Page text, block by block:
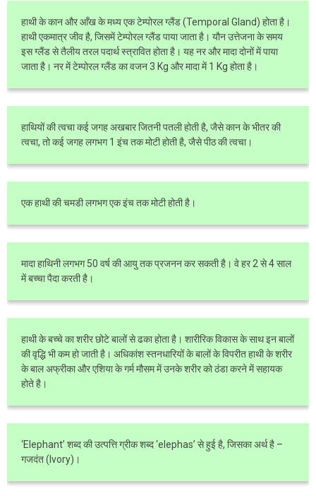
हाथी के कान और आँख के मध्य एक टेम्पोरल ग्लैंड (Temporal Gland) होता है।
हाथी एकमात्र जीव है, जिसमें टेम्पोरल ग्लैंड पाया जाता है। यौन उत्तेजना के समय
इस ग्लैंड से तैलीय तरल पदार्थ स्त्रावित होता है। यह नर और मादा दोनों में पाया
जाता है। नर में टेम्पोरल ग्लैंड का वजन 3 Kg और मादा में 1 Kg होता है।
हाथियों की त्वचा कई जगह अखबार जितनी पतली होती है, जैसे कान के भीतर की
त्वचा, तो कई जगह लगभग 1 इंच तक मोटी होती है, जैसे पीठ की त्वचा।
एक हाथी की चमडी लगभग एक इंच तक मोटी होती है।
मादा हाथिनी लगभग 50 वर्ष की आयु तक प्रजनन कर सकती है। वे हर 2 से 4 साल
में बच्चा पैदा करती है।
हाथी के बच्चे का शरीर छोटे बालों से ढका होता है। शारीरिक विकास के साथ इन बालों
की वृद्धि भी कम हो जाती है। अधिकांश स्तनधारियों के बालों के विपरीत हाथी के शरीर
के बाल अफ्रीका और एशिया के गर्म मौसम में उनके शरीर को ठंडा करने में सहायक
होते है।
‘Elephant’ शब्द की उत्पत्ति ग्रीक शब्द ‘elephas’ से हुई है, जिसका अर्थ है –
गजदंत (Ivory)।